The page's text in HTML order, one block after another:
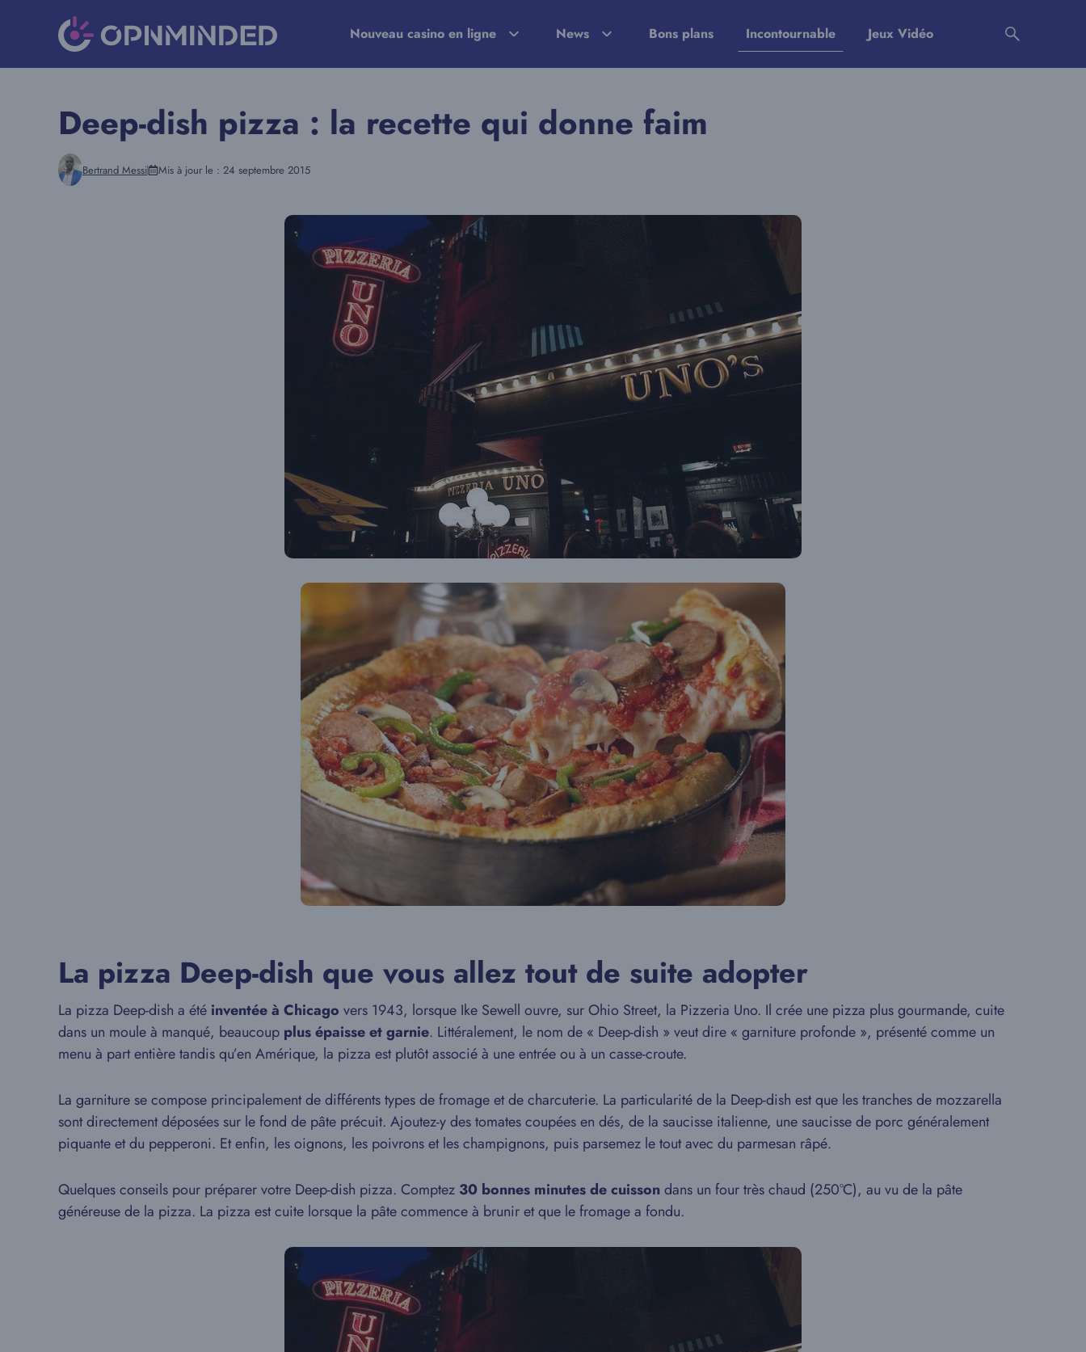
Nouveau casino en ligne News Bons plans Incontournable Jeux Vidéo
Deep-dish pizza : la recette qui donne faim
Bertrand Messi Mis à jour le : 24 septembre 2015
La pizza Deep-dish que vous allez tout de suite adopter
La pizza Deep-dish a été inventée à Chicago vers 1943, lorsque Ike Sewell ouvre, sur Ohio Street, la Pizzeria Uno. Il crée une pizza plus gourmande, cuite
dans un moule à manqué, beaucoup plus épaisse et garnie. Littéralement, le nom de « Deep-dish » veut dire « garniture profonde », présenté comme un
menu à part entière tandis qu’en Amérique, la pizza est plutôt associé à une entrée ou à un casse-croute.
La garniture se compose principalement de différents types de fromage et de charcuterie. La particularité de la Deep-dish est que les tranches de mozzarella
sont directement déposées sur le fond de pâte précuit. Ajoutez-y des tomates coupées en dés, de la saucisse italienne, une saucisse de porc généralement
piquante et du pepperoni. Et enfin, les oignons, les poivrons et les champignons, puis parsemez le tout avec du parmesan râpé.
Quelques conseils pour préparer votre Deep-dish pizza. Comptez 30 bonnes minutes de cuissondans un four très chaud (250°C), au vu de la pâte
généreuse de la pizza. La pizza est cuite lorsque la pâte commence à brunir et que le fromage a fondu.